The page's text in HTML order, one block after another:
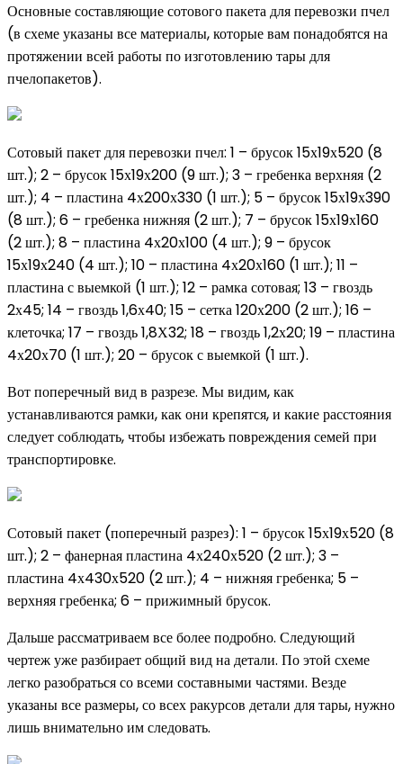
Основные составляющие сотового пакета для перевозки пчел
(в схеме указаны все материалы, которые вам понадобятся на
протяжении всей работы по изготовлению тары для
пчелопакетов).
Сотовый пакет для перевозки пчел: 1 – брусок 15х19х520 (8
шт.); 2 – брусок 15х19х200 (9 шт.); 3 – гребенка верхняя (2
шт.); 4 – пластина 4х200х330 (1 шт.); 5 – брусок 15х19х390
(8 шт.); 6 – гребенка нижняя (2 шт.); 7 – брусок 15х19х160
(2 шт.); 8 – пластина 4х20х100 (4 шт.); 9 – брусок
15х19х240 (4 шт.); 10 – пластина 4х20х160 (1 шт.); 11 –
пластина с выемкой (1 шт.); 12 – рамка сотовая; 13 – гвоздь
2х45; 14 – гвоздь 1,6х40; 15 – сетка 120х200 (2 шт.); 16 –
клеточка; 17 – гвоздь 1,8Х32; 18 – гвоздь 1,2х20; 19 – пластина
4х20х70 (1 шт.); 20 – брусок с выемкой (1 шт.).
Вот поперечный вид в разрезе. Мы видим, как
устанавливаются рамки, как они крепятся, и какие расстояния
следует соблюдать, чтобы избежать повреждения семей при
транспортировке.
Сотовый пакет (поперечный разрез): 1 – брусок 15х19х520 (8
шт.); 2 – фанерная пластина 4х240х520 (2 шт.); 3 –
пластина 4х430х520 (2 шт.); 4 – нижняя гребенка; 5 –
верхняя гребенка; 6 – прижимный брусок.
Дальше рассматриваем все более подробно. Следующий
чертеж уже разбирает общий вид на детали. По этой схеме
легко разобраться со всеми составными частями. Везде
указаны все размеры, со всех ракурсов детали для тары, нужно
лишь внимательно им следовать.